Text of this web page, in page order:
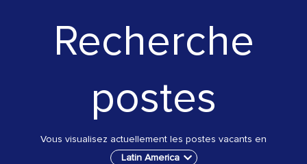
Recherche
postes
Vous visualisez actuellement les postes vacants en
Latin America